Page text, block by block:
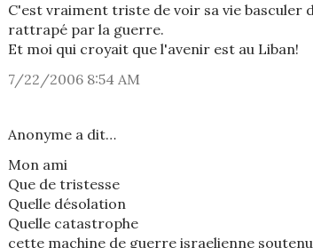
C'est vraiment triste de voir sa vie
rattrapé par la guerre.
Et moi qui croyait que l'avenir est au Liban!
7/22/2006 8:54 AM
Anonyme a dit…
Mon ami
Que de tristesse
Quelle désolation
Quelle catastrophe
cette machine de guerre israelienne